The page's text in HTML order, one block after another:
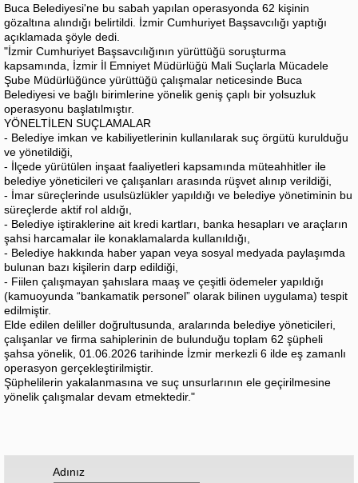
Buca Belediyesi'ne bu sabah yapılan operasyonda 62 kişinin
gözaltına alındığı belirtildi. İzmir Cumhuriyet Başsavcılığı yaptığı
açıklamada şöyle dedi.
"İzmir Cumhuriyet Başsavcılığının yürüttüğü soruşturma
kapsamında, İzmir İl Emniyet Müdürlüğü Mali Suçlarla Mücadele
Şube Müdürlüğünce yürüttüğü çalışmalar neticesinde Buca
Belediyesi ve bağlı birimlerine yönelik geniş çaplı bir yolsuzluk
operasyonu başlatılmıştır.
YÖNELTİLEN SUÇLAMALAR
- Belediye imkan ve kabiliyetlerinin kullanılarak suç örgütü kurulduğu
ve yönetildiği,
- İlçede yürütülen inşaat faaliyetleri kapsamında müteahhitler ile
belediye yöneticileri ve çalışanları arasında rüşvet alınıp verildiği,
- İmar süreçlerinde usulsüzlükler yapıldığı ve belediye yönetiminin bu
süreçlerde aktif rol aldığı,
- Belediye iştiraklerine ait kredi kartları, banka hesapları ve araçların
şahsi harcamalar ile konaklamalarda kullanıldığı,
- Belediye hakkında haber yapan veya sosyal medyada paylaşımda
bulunan bazı kişilerin darp edildiği,
- Fiilen çalışmayan şahıslara maaş ve çeşitli ödemeler yapıldığı
(kamuoyunda “bankamatik personel” olarak bilinen uygulama) tespit
edilmiştir.
Elde edilen deliller doğrultusunda, aralarında belediye yöneticileri,
çalışanlar ve firma sahiplerinin de bulunduğu toplam 62 şüpheli
şahsa yönelik, 01.06.2026 tarihinde İzmir merkezli 6 ilde eş zamanlı
operasyon gerçekleştirilmiştir.
Şüphelilerin yakalanmasına ve suç unsurlarının ele geçirilmesine
yönelik çalışmalar devam etmektedir."
Adınız